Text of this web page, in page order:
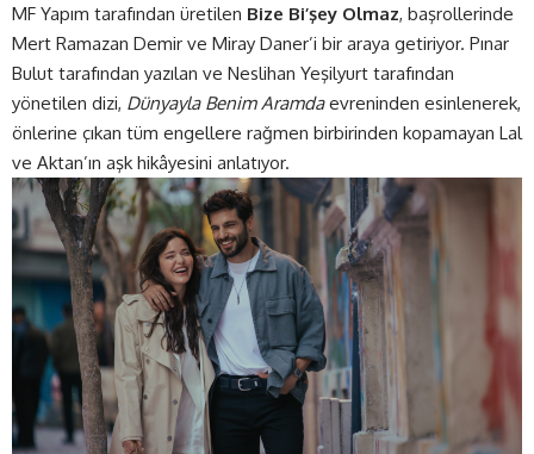
MF Yapım tarafından üretilen Bize Bi’şey Olmaz, başrollerinde
Mert Ramazan Demir ve Miray Daner’i bir araya getiriyor. Pınar
Bulut tarafından yazılan ve Neslihan Yeşilyurt tarafından
yönetilen dizi, Dünyayla Benim Aramdaevreninden esinlenerek,
önlerine çıkan tüm engellere rağmen birbirinden kopamayan Lal
ve Aktan’ın aşk hikâyesini anlatıyor.